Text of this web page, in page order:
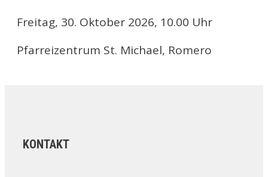
Freitag, 30. Oktober 2026, 10.00 Uhr
Pfarreizentrum St. Michael, Romero
KONTAKT